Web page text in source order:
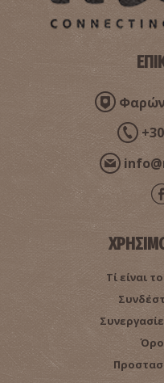
Φαρών
Τί είναι